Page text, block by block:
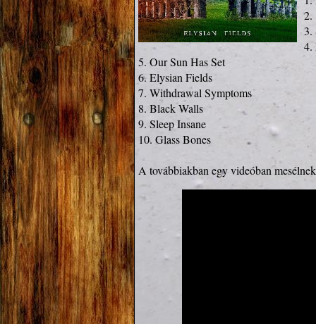
2.
3.
5. Our Sun Has Set
6. Elysian Fields
7. Withdrawal Symptoms
8. Black Walls
9. Sleep Insane
10. Glass Bones
A továbbiakban egy videóban